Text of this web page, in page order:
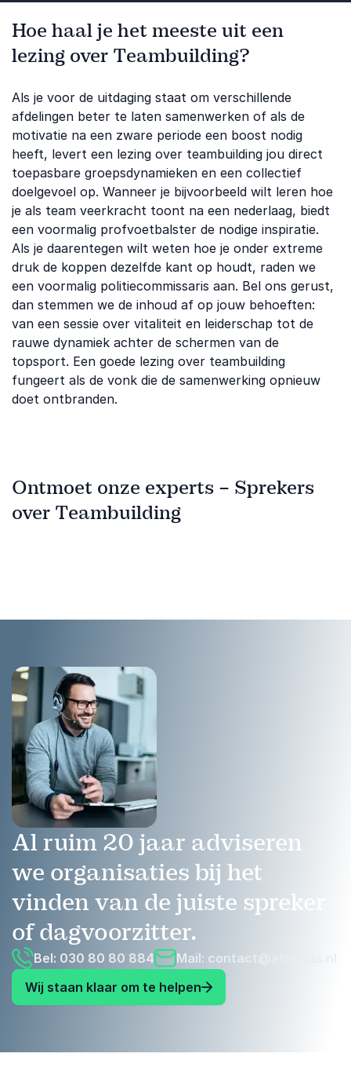
Hoe haal je het meeste uit een
lezing over Teambuilding?
Als je voor de uitdaging staat om verschillende
afdelingen beter te laten samenwerken of als de
motivatie na een zware periode een boost nodig
heeft, levert een lezing over teambuilding jou direct
toepasbare groepsdynamieken en een collectief
doelgevoel op. Wanneer je bijvoorbeeld wilt leren hoe
je als team veerkracht toont na een nederlaag, biedt
een voormalig profvoetbalster de nodige inspiratie.
Als je daarentegen wilt weten hoe je onder extreme
druk de koppen dezelfde kant op houdt, raden we
een voormalig politiecommissaris aan. Bel ons gerust,
dan stemmen we de inhoud af op jouw behoeften:
van een sessie over vitaliteit en leiderschap tot de
rauwe dynamiek achter de schermen van de
topsport. Een goede lezing over teambuilding
fungeert als de vonk die de samenwerking opnieuw
doet ontbranden.
Ontmoet onze experts – Sprekers
over Teambuilding
Al ruim 20 jaar adviseren
we organisaties bij het
vinden van de juiste spreker
of dagvoorzitter.
Bel: 030 80 80 884 Mail: contact@athenas.nl
Wij staan klaar om te helpen